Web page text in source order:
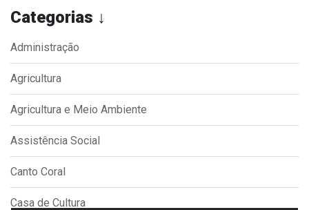
Categorias ↓
Administração
Agricultura
Agricultura e Meio Ambiente
Assistência Social
Canto Coral
Casa de Cultura